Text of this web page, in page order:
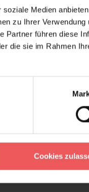
Medien
zu Ihrer Verwendung
Partner führen diese
die sie im Rahmen
Cookies
Breite: 3,00
Isidore Leroy
Landschaft
Vlies
Moderne